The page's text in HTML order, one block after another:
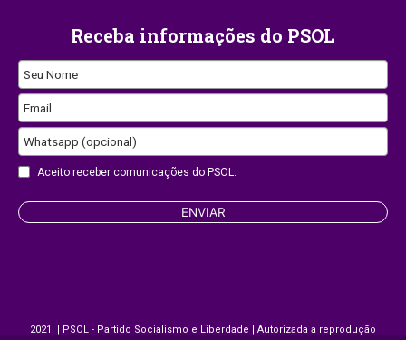
Receba informações do PSOL
Contact
Email
Seu Nome
Email
Whatsapp (opcional)
Aceito receber comunicações do PSOL.
ENVIAR
2021 | PSOL - Partido Socialismo e Liberdade | Autorizada a reprodução